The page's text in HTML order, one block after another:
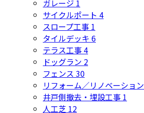
ガレージ 1
サイクルポート 4
スロープ工事 1
タイルデッキ 6
テラス工事4
ドッグラン 2
フェンス 30
リフォーム／リノベーション
井戸側撤去・埋設工事 1
人工芝 12